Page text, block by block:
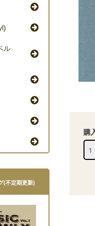
購
ル
(不定期更新)